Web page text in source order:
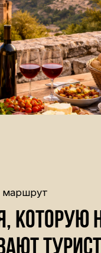
в Катании.
мы отправимся в
часть острова, где
на ужин — первое
путешествия.